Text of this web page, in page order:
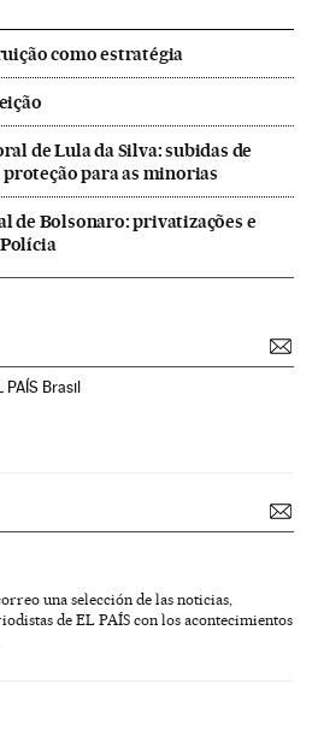
como estratégia
de Lula da Silva: subidas de
para as minorias
de Bolsonaro: privatizações e
Brasil
una selección de las noticias,
de EL PAÍS con los acontecimientos